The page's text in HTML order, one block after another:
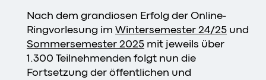
Nach dem grandiosen Erfolg der Online-
Ringvorlesung im Wintersemester 24/25 und
Sommersemester 2025 mit jeweils über
1.300 Teilnehmenden folgt nun die
Fortsetzung der öffentlichen und